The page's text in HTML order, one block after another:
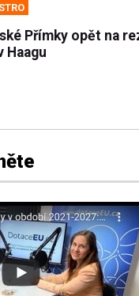
Přímky opět na
Haagu